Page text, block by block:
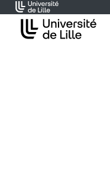
Accéder au menu principal
Accéder au contenu